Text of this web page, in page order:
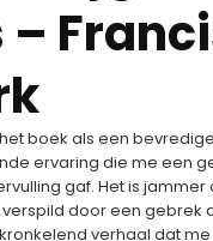
boek als een
ervaring die me een
gaf. Het is
door een gebrek
verhaal dat me